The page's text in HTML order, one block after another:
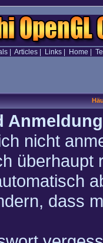
| Articles| Links| Home
Anmeldung
nicht
überhaupt
dass